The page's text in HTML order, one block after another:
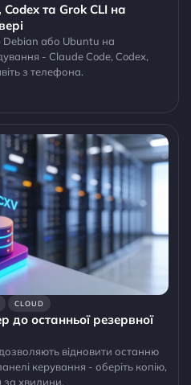
та Grok CLI на
Debian або Ubuntu на
- Claude Code, Codex,
з телефона.
CLOUD
до останньої резервної
відновити останню
керування - оберіть копію,
за хвилини.